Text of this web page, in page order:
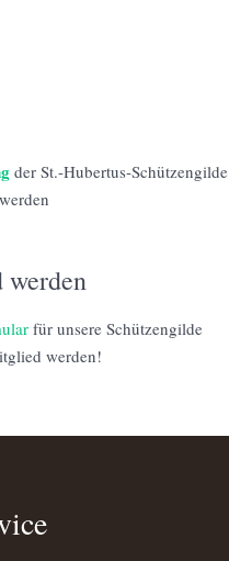
der St.-Hubertus-Schützengilde
für unsere Schützengilde
werden!